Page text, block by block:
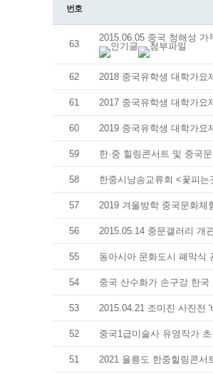
번호
63
2015.06.05 중국 청해성 가
62 2018 중국유학생 대학가요
61 2017 중국유학생 대학가요
60 2019 중국유학생 대학가요
59 한·중 힐링콘서트 및 중국
58 한중시낭송교류회 <꽃피는
57 2019 겨울방학 중국문화체
56 2015.05.14 중문갤러리 개
55 동아시아 문화도시 폐막식
54 중국 산수화가 손구강 한국
53 2015.04.21 조미진 사진전 '
52 중국1급미술사 유영작가 초
51 2021 울릉도 한중힐링콘서